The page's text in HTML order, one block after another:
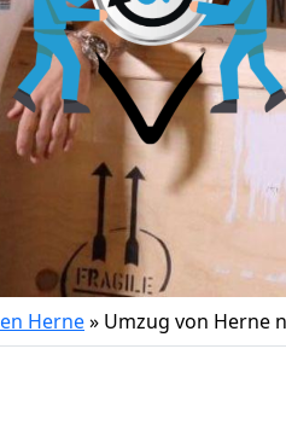
Herne» Umzug von Herne